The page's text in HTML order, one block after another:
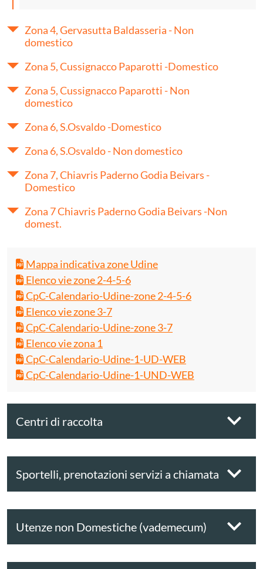
Zona 4, Gervasutta Baldasseria - Non
domestico
Zona 5, Cussignacco Paparotti -Domestico
Zona 5, Cussignacco Paparotti - Non
domestico
Zona 6, S.Osvaldo -Domestico
Zona 6, S.Osvaldo - Non domestico
Zona 7, Chiavris Paderno Godia Beivars -
Domestico
Zona 7 Chiavris Paderno Godia Beivars -Non
domest.
Mappa indicativa zone Udine
Elenco vie zone 2-4-5-6
CpC-Calendario-Udine-zone 2-4-5-6
Elenco vie zone 3-7
CpC-Calendario-Udine-zone 3-7
Elenco vie zona 1
CpC-Calendario-Udine-1-UD-WEB
CpC-Calendario-Udine-1-UND-WEB
Centri di raccolta
Sportelli, prenotazioni servizi a chiamata
Utenze non Domestiche (vademecum)